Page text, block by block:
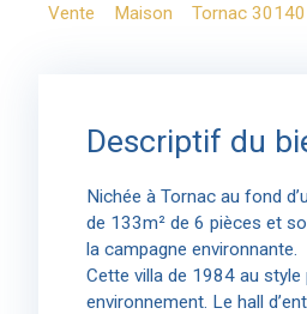
Vente Maison Tornac 30140
Descriptif du
Nichée à Tornac au fond
de 133m² de 6 pièces et
la campagne environnante.
Cette villa de 1984 au
environnement. Le hall